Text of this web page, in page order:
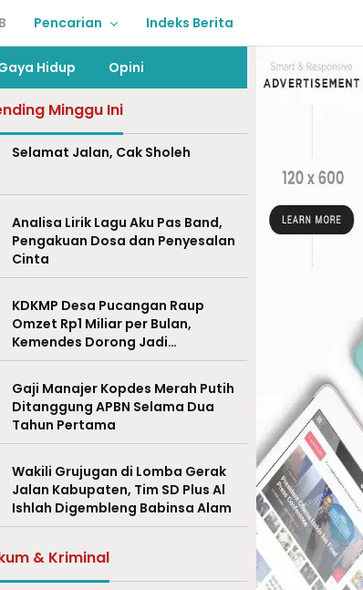
Pencarian Indeks Berita
Hidup Opini
Minggu Ini
Selamat Jalan, Cak Sholeh
Analisa Lirik Lagu Aku Pas Band,
Pengakuan Dosa dan Penyesalan
Cinta
KDKMP Desa Pucangan Raup
Omzet Rp1 Miliar per Bulan,
Kemendes Dorong Jadi
Percontohan Nasional
Gaji Manajer Kopdes Merah Putih
Ditanggung APBN Selama Dua
Tahun Pertama
Wakili Grujugan di Lomba Gerak
Jalan Kabupaten, Tim SD Plus Al
Ishlah Digembleng Babinsa Alam
& Kriminal